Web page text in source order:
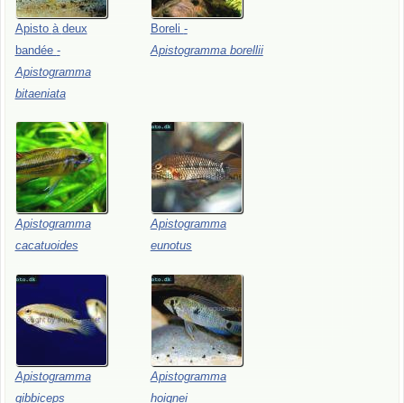
Apisto à deux
bandée -
Apistogramma
bitaeniata
Boreli -
Apistogramma borellii
Apistogramma
cacatuoides
Apistogramma
eunotus
Apistogramma
gibbiceps
Apistogramma
hoignei